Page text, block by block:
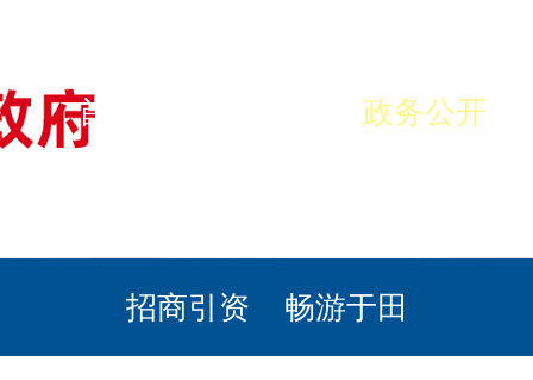
首页 政务公开
招商引资 畅游于田